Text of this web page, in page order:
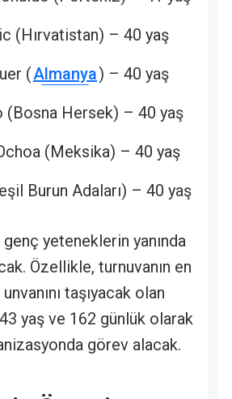
(Hırvatistan) – 40 yaş
(Almanya) – 40 yaş
(Bosna Hersek) – 40 yaş
(Meksika) – 40 yaş
Burun Adaları) – 40 yaş
yeteneklerin yanında
Özellikle, turnuvanın en
taşıyacak olan
yaş ve 162 günlük olarak
görev alacak.